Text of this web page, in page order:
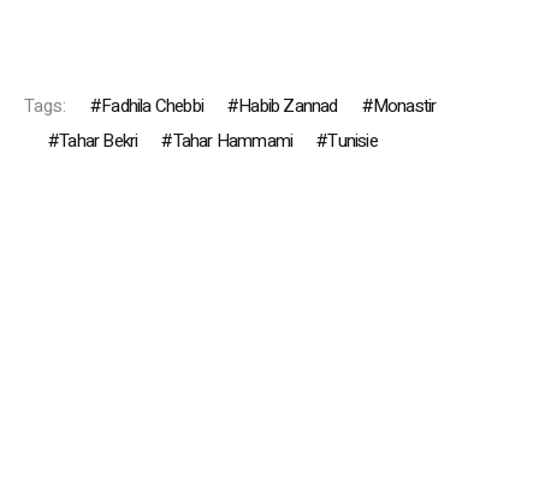
Tags: Fadhila Chebbi Habib Zannad
Monastir
Tahar Bekri
Tahar Hammami Tunisie